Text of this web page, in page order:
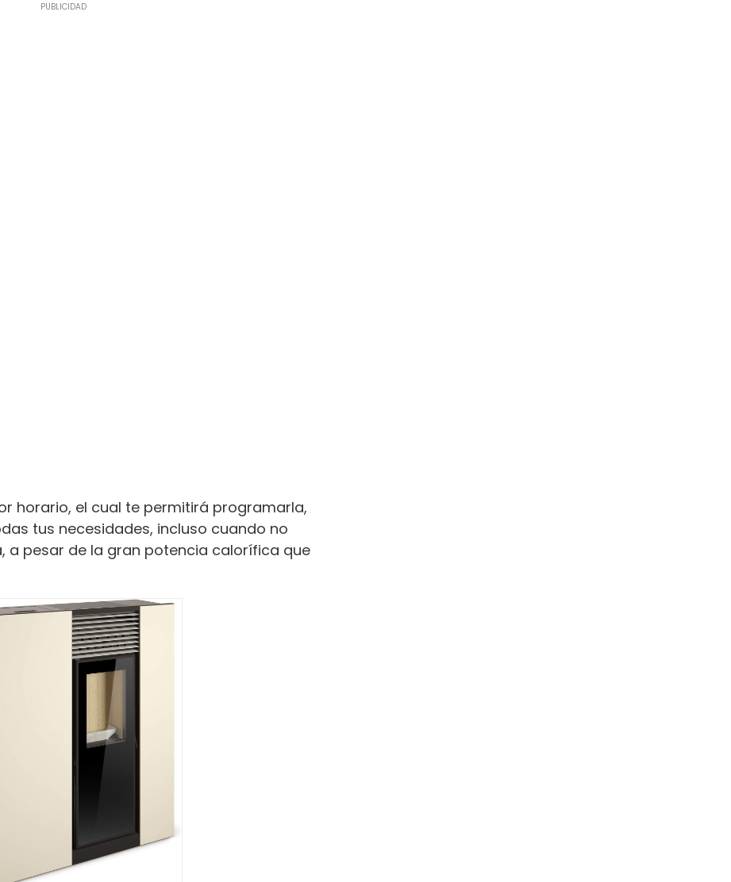
horario, el cual te permitirá programarla,
tus necesidades, incluso cuando no
a pesar de la gran potencia calorífica que